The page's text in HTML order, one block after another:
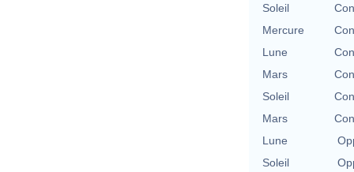
Soleil
Mercure
Lune
Mars
Soleil
Mars
Lune
Soleil